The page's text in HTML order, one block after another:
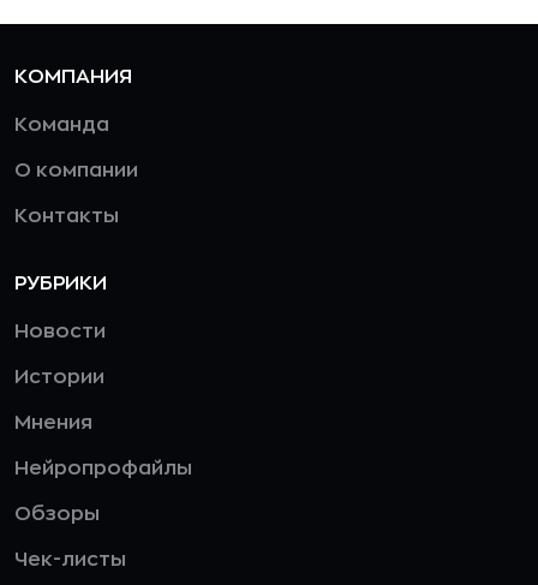
КОМПАНИЯ
Команда
О компании
Контакты
РУБРИКИ
Новости
Истории
Мнения
Нейропрофайлы
Обзоры
Чек-листы